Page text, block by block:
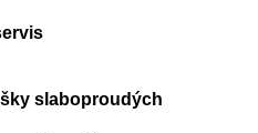
slaboproudých